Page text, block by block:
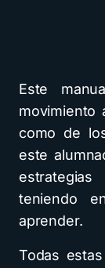
Este
movimiento
como de
este
teniendo
aprender.
Todas